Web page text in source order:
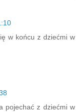
w końcu z dziećmi w
pojechać z dziećmi w